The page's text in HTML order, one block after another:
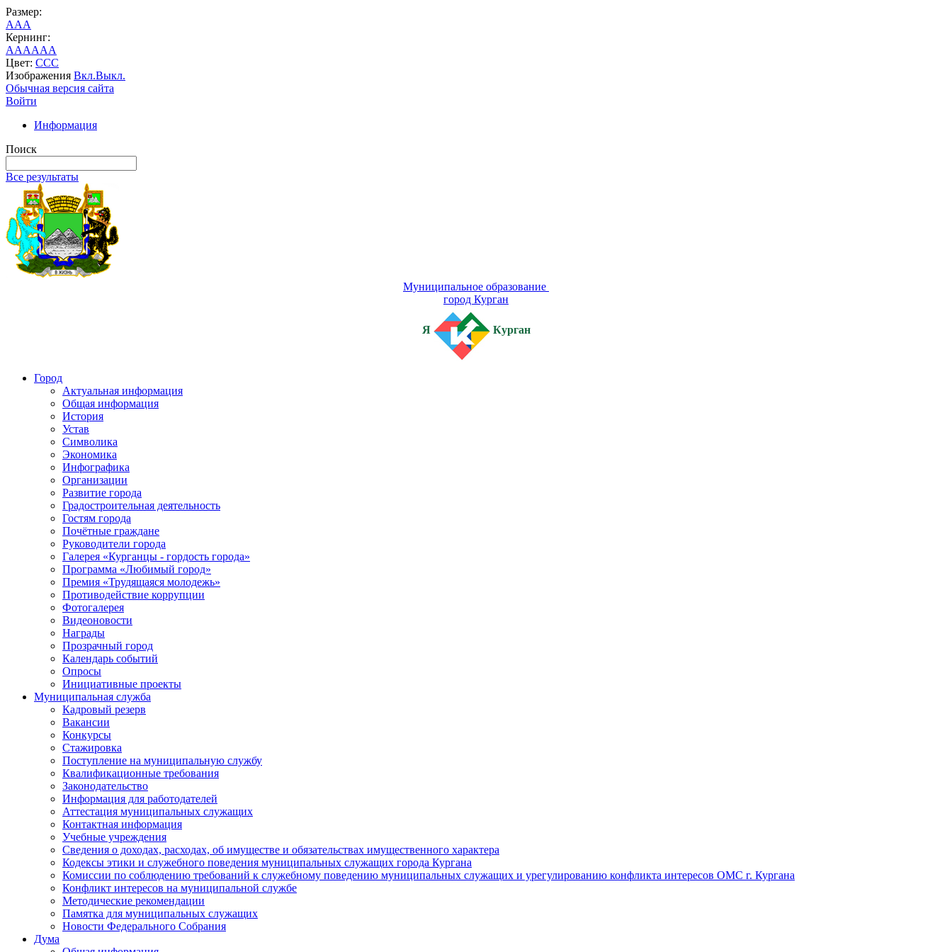
Размер:
AAA
Кернинг:
AAAAAA
Цвет: CCC
Изображения Вкл.Выкл.
Обычная версия сайта
Войти
Информация
Поиск
Все результаты
Муниципальное образование
город Курган
Я Курган
Город
Актуальная информация
Общая информация
История
Устав
Символика
Экономика
Инфографика
Организации
Развитие города
Градостроительная деятельность
Гостям города
Почётные граждане
Руководители города
Галерея «Курганцы - гордость города»
Программа «Любимый город»
Премия «Трудящаяся молодежь»
Противодействие коррупции
Фотогалерея
Видеоновости
Награды
Прозрачный город
Календарь событий
Опросы
Инициативные проекты
Муниципальная служба
Кадровый резерв
Вакансии
Конкурсы
Стажировка
Поступление на муниципальную службу
Квалификационные требования
Законодательство
Информация для работодателей
Аттестация муниципальных служащих
Контактная информация
Учебные учреждения
Сведения о доходах, расходах, об имуществе и обязательствах имущественного характера
Кодексы этики и служебного поведения муниципальных служащих города Кургана
Комиссии по соблюдению требований к служебному поведению муниципальных служащих и урегулированию конфликта интересов ОМС г. Кургана
Конфликт интересов на муниципальной службе
Методические рекомендации
Памятка для муниципальных служащих
Новости Федерального Cобрания
Дума